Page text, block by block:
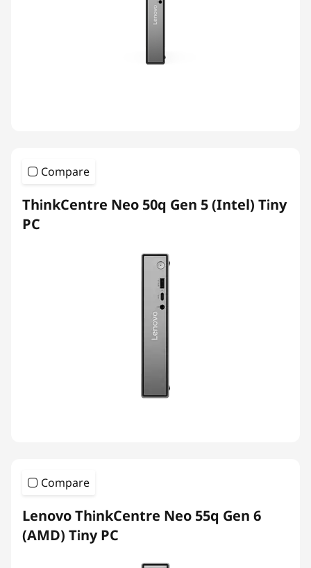
Compare
ThinkCentre Neo 50q Gen 5 (Intel) Tiny
PC
Compare
Lenovo ThinkCentre Neo 55q Gen 6
(AMD) Tiny PC